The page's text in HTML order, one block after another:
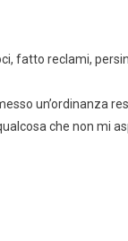
fatto reclami,
un’ordinanza
che non mi